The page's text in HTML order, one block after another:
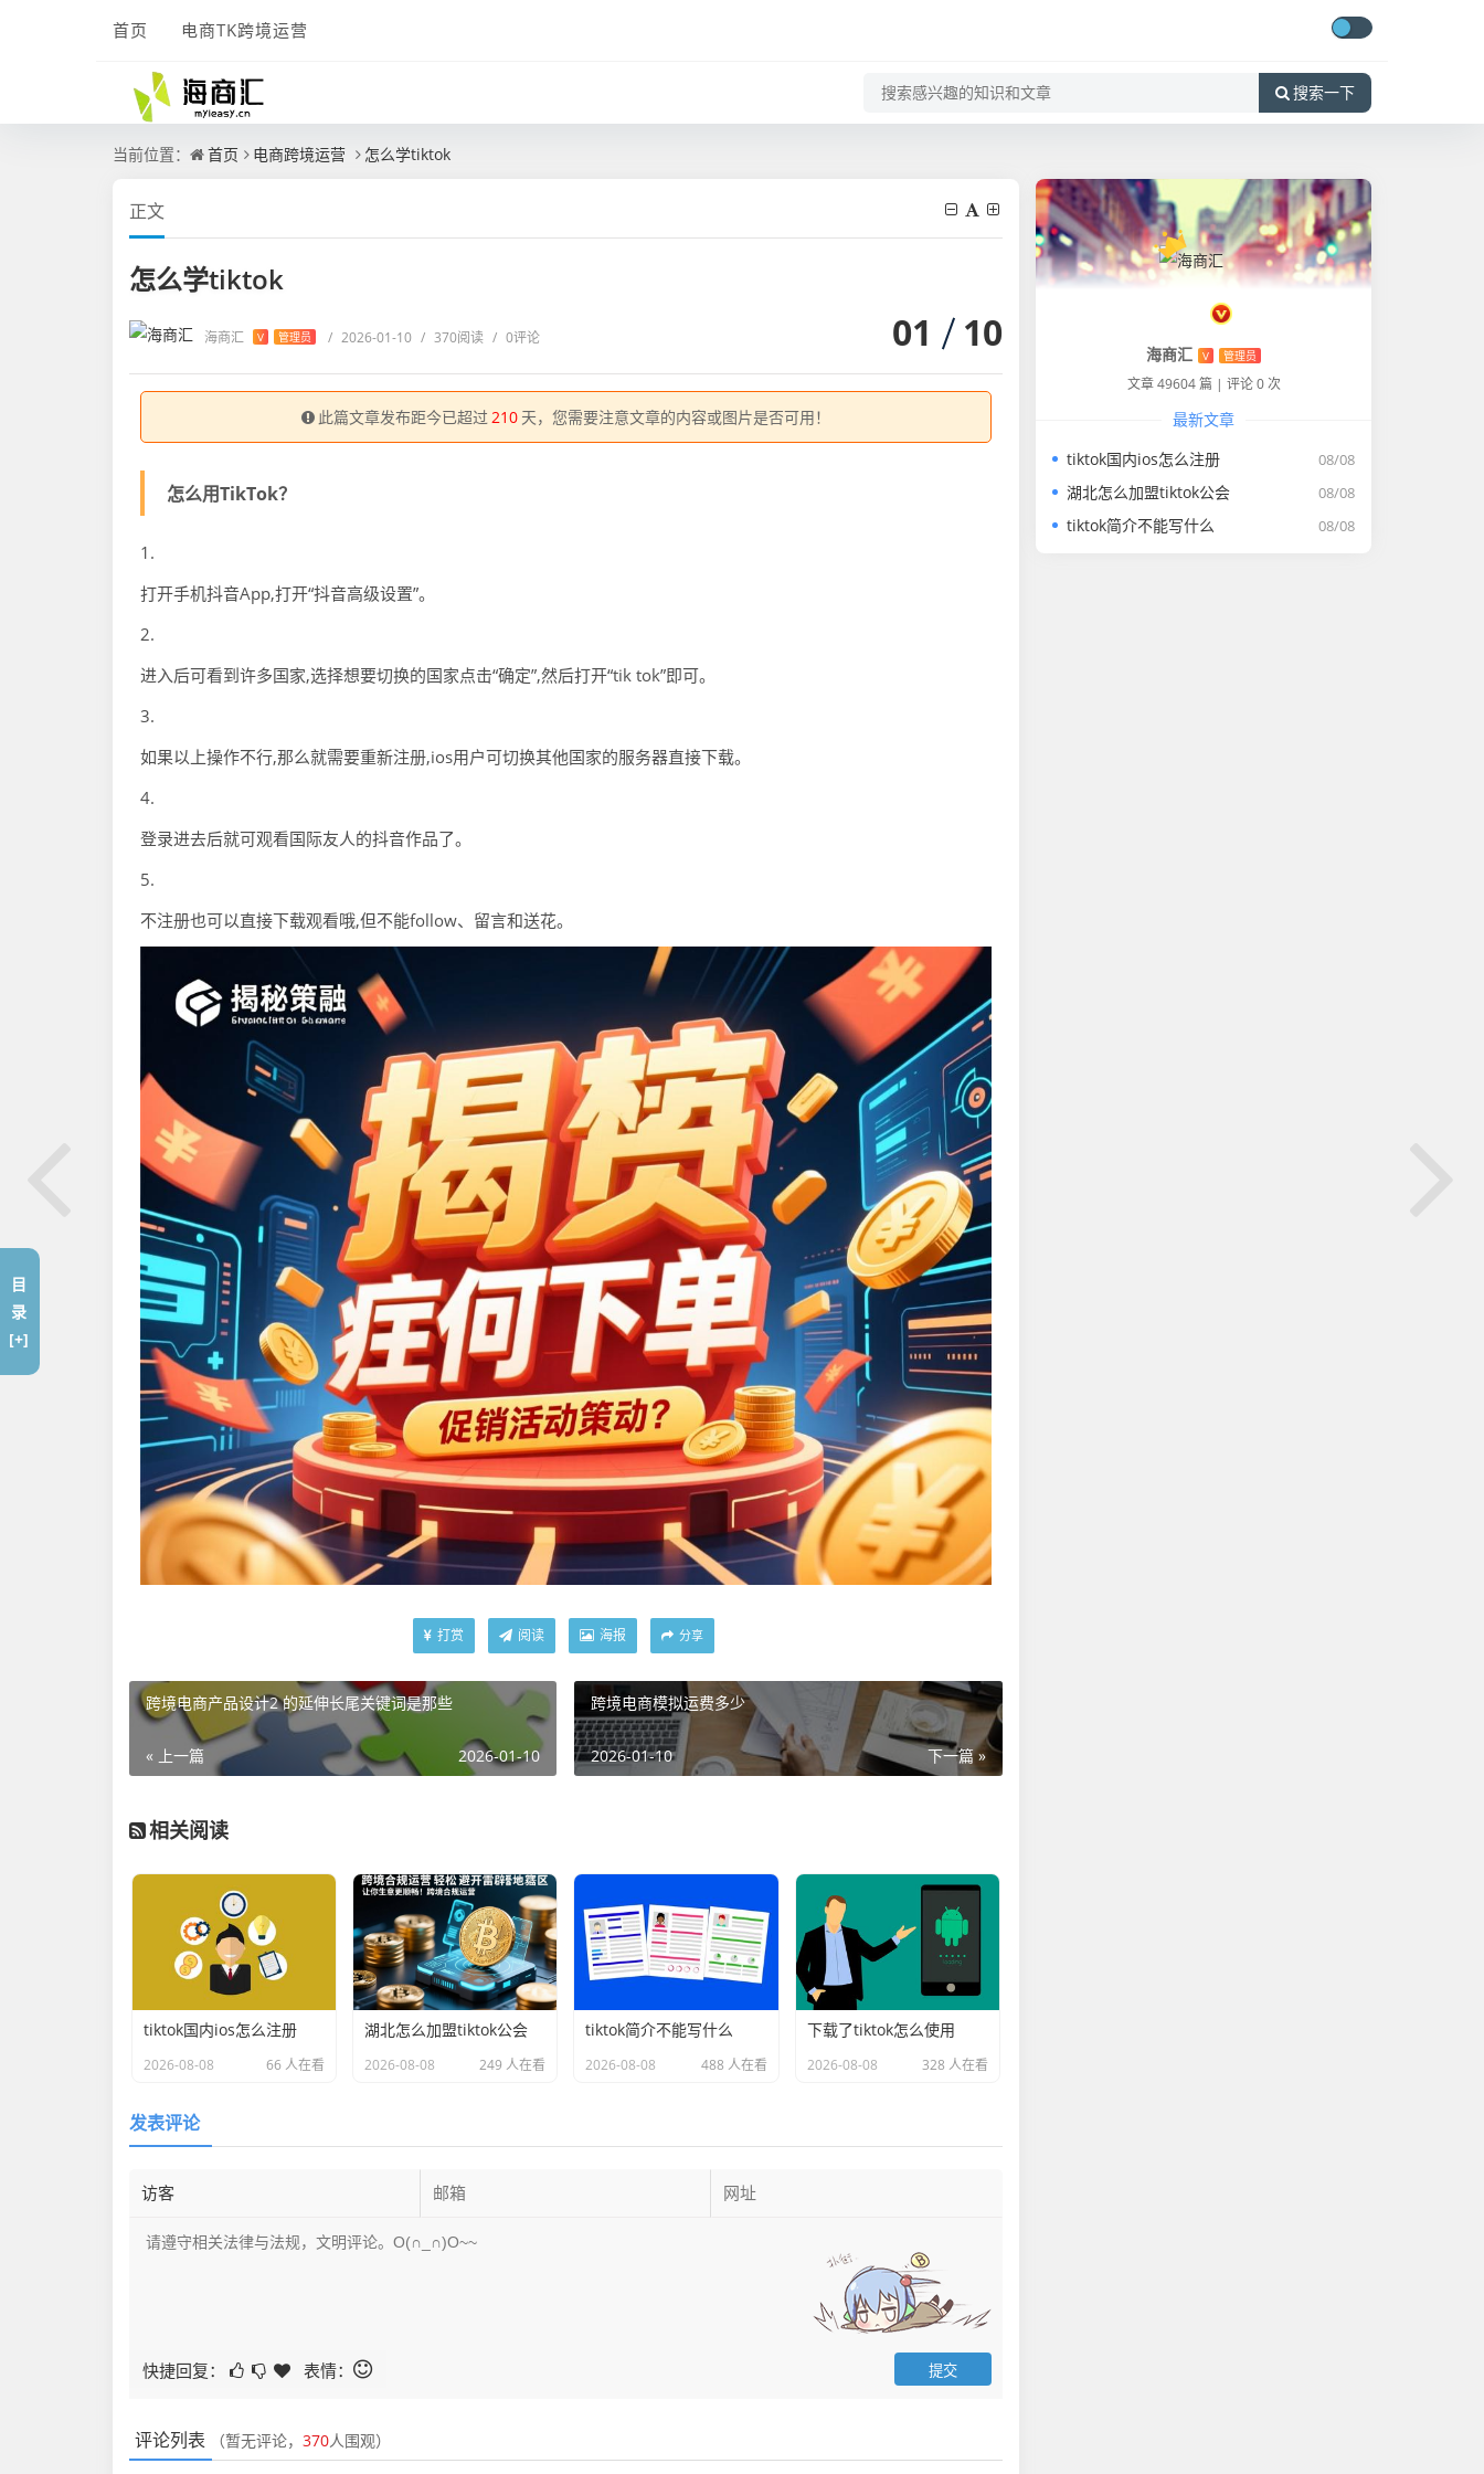
首页 电商TK跨境运营
搜索一下
当前位置： 首页 电商跨境运营 怎么学tiktok
正文
怎么学tiktok
海商汇 V 管理员 / 2026-01-10 / 370阅读 / 0评论 01 10
此篇文章发布距今已超过 210 天，您需要注意文章的内容或图片是否可用！
怎么用TikTok？
1.
打开手机抖音App,打开“抖音高级设置”。
2.
进入后可看到许多国家,选择想要切换的国家点击“确定”,然后打开“tik tok”即可。
3.
如果以上操作不行,那么就需要重新注册,ios用户可切换其他国家的服务器直接下载。
4.
登录进去后就可观看国际友人的抖音作品了。
5.
不注册也可以直接下载观看哦,但不能follow、留言和送花。
打赏 阅读 海报 分享
跨境电商产品设计2 的延伸长尾关键词是那些
« 上一篇 2026-01-10
跨境电商模拟运费多少
下一篇 »
2026-01-10
相关阅读
tiktok国内ios怎么注册
2026-08-08 66 人在看
湖北怎么加盟tiktok公会
2026-08-08 249 人在看
tiktok简介不能写什么
2026-08-08 488 人在看
下载了tiktok怎么使用
2026-08-08 328 人在看
发表评论
快捷回复： 表情：
评论列表 （暂无评论， 370人围观）
海商汇 V 管理员
文章 49604 篇 | 评论 0 次
最新文章
08/08
tiktok国内ios怎么注册
08/08
湖北怎么加盟tiktok公会
08/08
tiktok简介不能写什么
目
录
[+]